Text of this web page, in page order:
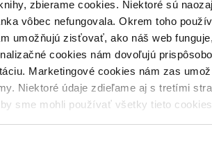
zbierame cookies. Niektoré sú
vôbec nefungovala. Okrem toho
umožňujú zisťovať, ako náš web
cookies nám dovoľujú
Marketingové cookies nám zas
Niektoré údaje zdieľame aj s tretími
sme mohli používať všetky tieto
a sci-fi